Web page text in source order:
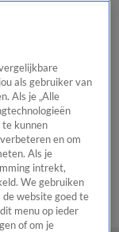
Hart
Tip de
PanelVideo's
als gebruiker van
Als je „Alle
te kunnen
en om
Als je
intrekt,
We gebruiken
de website goed te
menu op ieder
of om je